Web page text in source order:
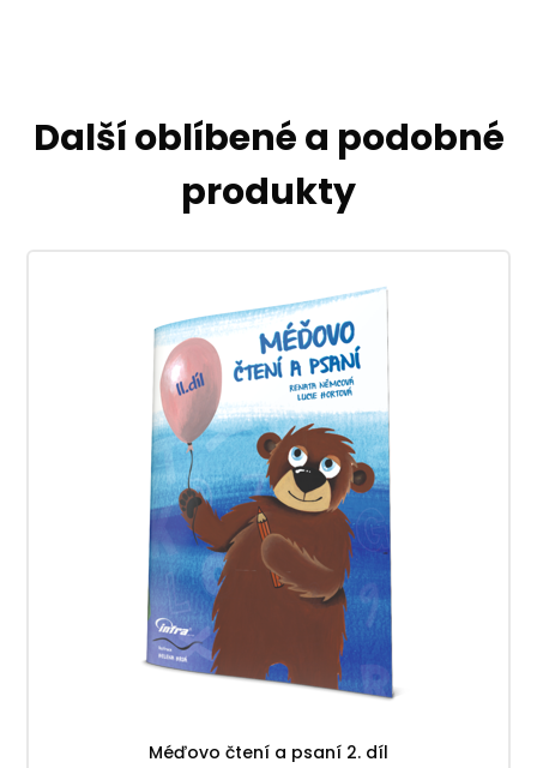
Další oblíbené a podobné
produkty
Méďovo čtení a psaní 2. díl